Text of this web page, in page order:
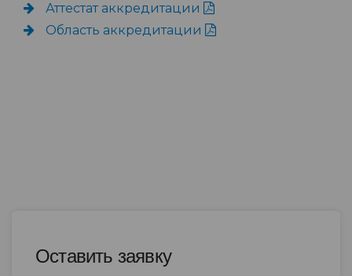
Аттестат аккредитации
Область аккредитации
Оставить заявку